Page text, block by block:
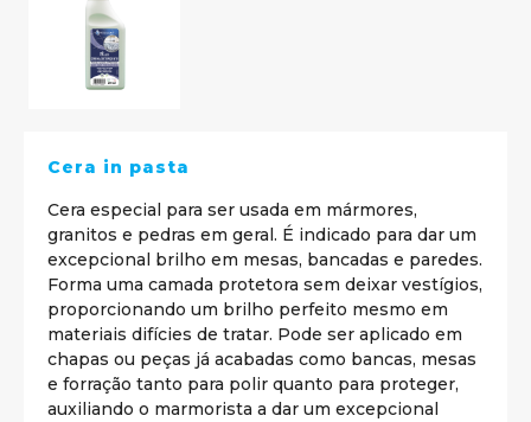
Cera in pasta
Cera especial para ser usada em mármores,
granitos e pedras em geral. É indicado para dar um
excepcional brilho em mesas, bancadas e paredes.
Forma uma camada protetora sem deixar vestígios,
proporcionando um brilho perfeito mesmo em
materiais difícies de tratar. Pode ser aplicado em
chapas ou peças já acabadas como bancas, mesas
e forração tanto para polir quanto para proteger,
auxiliando o marmorista a dar um excepcional